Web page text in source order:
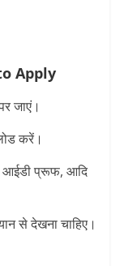
Apply
जाएं।
करें।
आईडी प्रूफ, आदि
से देखना चाहिए।